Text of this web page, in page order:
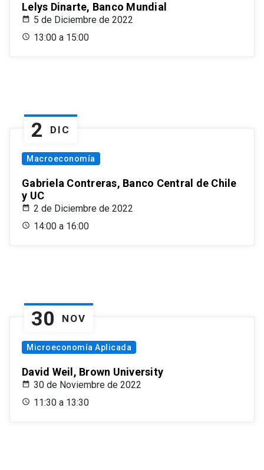
Lelys Dinarte, Banco Mundial
5 de Diciembre de 2022
13:00 a 15:00
2 DIC
Macroeconomía
Gabriela Contreras, Banco Central de Chile
y UC
2 de Diciembre de 2022
14:00 a 16:00
30 NOV
Microeconomía Aplicada
David Weil, Brown University
30 de Noviembre de 2022
11:30 a 13:30